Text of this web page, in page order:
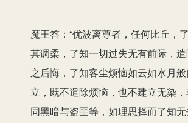
魔王答：“优波离尊者，任何比丘，
其调柔，了知一切过失无有前际，
之后悔，了知客尘烦恼如云如水月
立，既不遣除烦恼，也不建立无染
同黑暗与盗匪等，如理思择而了知